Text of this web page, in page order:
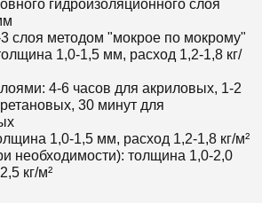
гидроизоляционного слоя
слоя методом "мокрое по мокрому"
1,0-1,5 мм, расход 1,2-1,8 кг/
4-6 часов для акриловых, 1-2
30 минут для
1,0-1,5 мм, расход 1,2-1,8 кг/м²
необходимости): толщина 1,0-2,0
кг/м²